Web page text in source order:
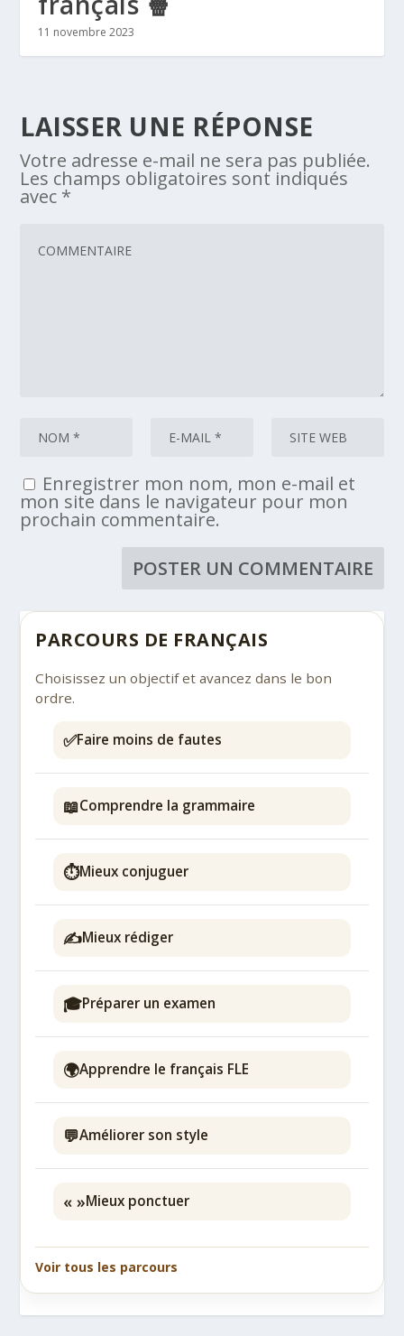
11 novembre 2023
LAISSER UNE RÉPONSE
Votre adresse e-mail ne sera pas publiée.
Les champs obligatoires sont indiqués
avec *
Enregistrer mon nom, mon e-mail et
mon site dans le navigateur pour mon
prochain commentaire.
PARCOURS DE FRANÇAIS
Choisissez un objectif et avancez dans le bon
ordre.
✅Faire moins de fautes
📖Comprendre la grammaire
⏱️Mieux conjuguer
✍️Mieux rédiger
🎓Préparer un examen
🌍Apprendre le français FLE
💬Améliorer son style
« »Mieux ponctuer
Voir tous les parcours